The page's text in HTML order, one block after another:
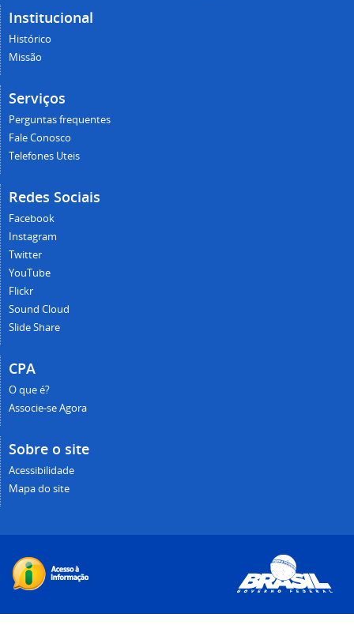
Institucional
Histórico
Missão
Serviços
Perguntas frequentes
Fale Conosco
Telefones Uteis
Redes Sociais
Facebook
Instagram
Twitter
YouTube
Flickr
Sound Cloud
Slide Share
CPA
O que é?
Associe-se Agora
Sobre o site
Acessibilidade
Mapa do site